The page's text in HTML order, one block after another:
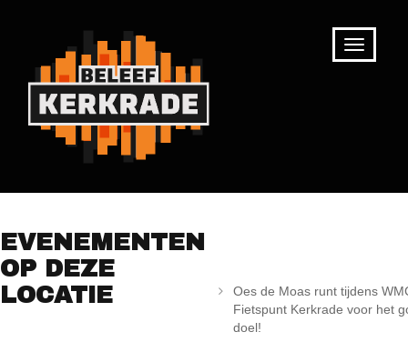
EVENEMENTEN
OP DEZE
LOCATIE
Oes de Moas runt tijdens
Fietspunt Kerkrade voor het
doel!